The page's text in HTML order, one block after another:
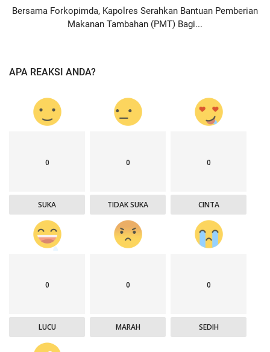
Bersama Forkopimda, Kapolres Serahkan Bantuan Pemberian
Makanan Tambahan (PMT) Bagi...
APA REAKSI ANDA?
0
SUKA
0
TIDAK SUKA
0
CINTA
0
LUCU
0
MARAH
0
SEDIH